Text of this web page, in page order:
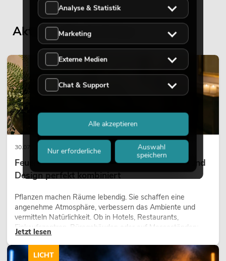
Aktuelle Blogbeiträge
30.07.2026
Feuerhemmende Kunstpflanzen: Sicherheit und
Design perfekt kombiniert
Pflanzen machen Räume lebendig. Sie schaffen eine
angenehme Atmosphäre, verbessern das Ambiente und
vermitteln Natürlichkeit. Ob in Hotels, Restaurants,
Einkaufszentren, Bürogebäuden oder auf Messeständen:
eine hochwertige Begrünung gehört heute längst zum
modernen Raumkonzept.
Jetzt lesen
DEKORATION
LICHT
Analyse & Statistik
Marketing
Externe Medien
Chat & Support
Nur erforderliche
Auswahl
speichern
Alle akzeptieren